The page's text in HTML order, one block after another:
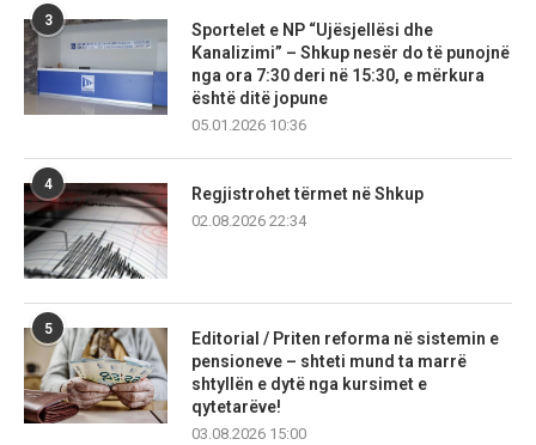
3
Sportelet e NP “Ujësjellësi dhe
Kanalizimi” – Shkup nesër do të punojnë
nga ora 7:30 deri në 15:30, e mërkura
është ditë jopune
05.01.2026 10:36
4
Regjistrohet tërmet në Shkup
02.08.2026 22:34
5
Editorial / Priten reforma në sistemin e
pensioneve – shteti mund ta marrë
shtyllën e dytë nga kursimet e
qytetarëve!
03.08.2026 15:00